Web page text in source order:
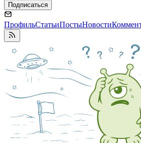
Подписаться
ПрофильСтатьиПостыНовости